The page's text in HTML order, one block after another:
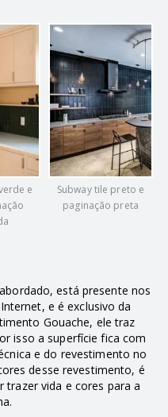
e
Subway tile preto e
paginação preta
está presente nos
e é exclusivo da
Gouache, ele traz
isso a superfície fica com
e do revestimento no
desse revestimento, é
trazer vida e cores para a